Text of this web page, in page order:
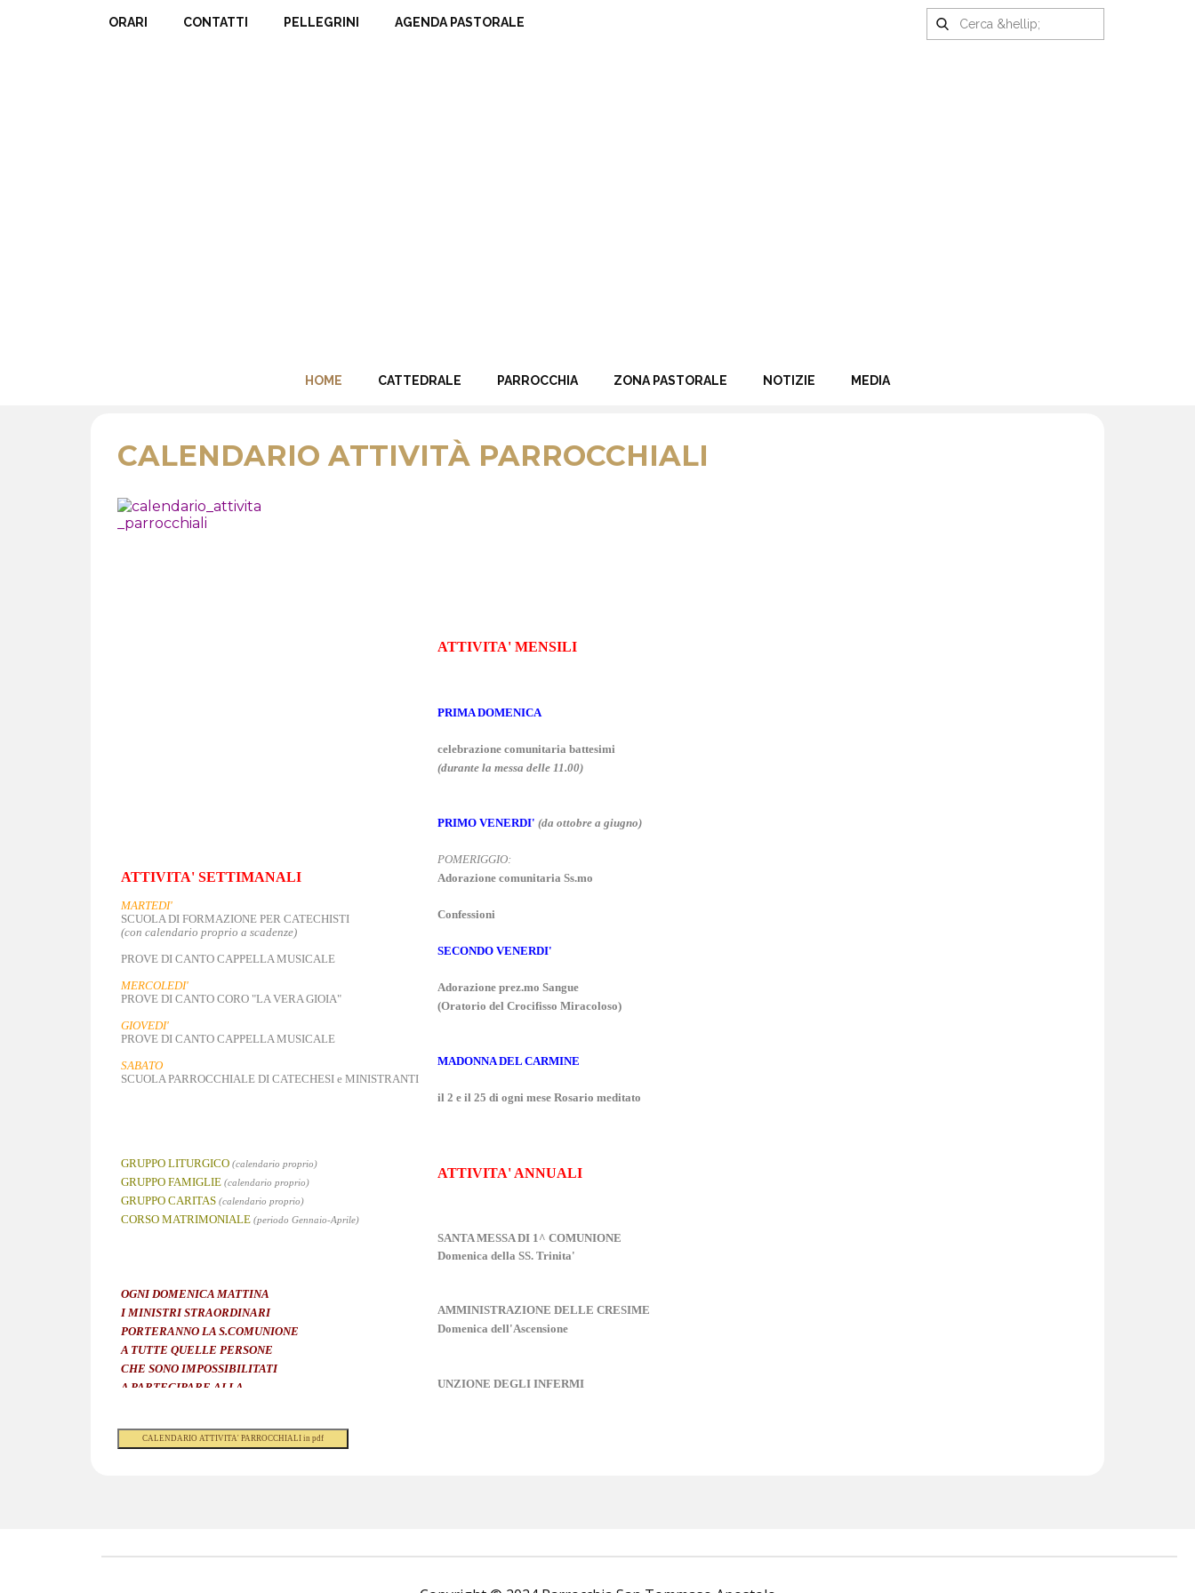
ORARI CONTATTI PELLEGRINI AGENDA PASTORALE
HOME CATTEDRALE PARROCCHIA ZONA PASTORALE NOTIZIE MEDIA
CALENDARIO ATTIVITÀ PARROCCHIALI
ATTIVITA' SETTIMANALI
MARTEDI'
SCUOLA DI FORMAZIONE PER CATECHISTI
(con calendario proprio a scadenze)
PROVE DI CANTO CAPPELLA MUSICALE
MERCOLEDI'
PROVE DI CANTO CORO "LA VERA GIOIA"
GIOVEDI'
PROVE DI CANTO CAPPELLA MUSICALE
SABATO
SCUOLA PARROCCHIALE DI CATECHESI e MINISTRANTI
GRUPPO LITURGICO (calendario proprio)
GRUPPO FAMIGLIE (calendario proprio)
GRUPPO CARITAS (calendario proprio)
CORSO MATRIMONIALE (periodo Gennaio-Aprile)
OGNI DOMENICA MATTINA
I MINISTRI STRAORDINARI
PORTERANNO LA S.COMUNIONE
A TUTTE QUELLE PERSONE
CHE SONO IMPOSSIBILITATI
A PARTECIPARE ALLA
ATTIVITA' MENSILI
PRIMA DOMENICA
celebrazione comunitaria battesimi
(durante la messa delle 11.00)
PRIMO VENERDI' (da ottobre a giugno)
POMERIGGIO:
Adorazione comunitaria Ss.mo
Confessioni
SECONDO VENERDI'
Adorazione prez.mo Sangue
(Oratorio del Crocifisso Miracoloso)
MADONNA DEL CARMINE
il 2 e il 25 di ogni mese Rosario meditato
ATTIVITA' ANNUALI
SANTA MESSA DI 1^ COMUNIONE
Domenica della SS. Trinita'
AMMINISTRAZIONE DELLE CRESIME
Domenica dell'Ascensione
UNZIONE DEGLI INFERMI